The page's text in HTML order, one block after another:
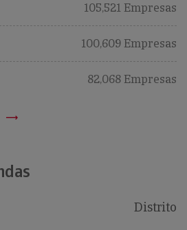
105,521 Empresas
100,609 Empresas
82,068 Empresas
Distrito